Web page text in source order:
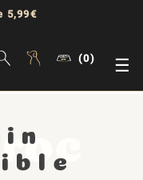
5,99€
(0) ☰